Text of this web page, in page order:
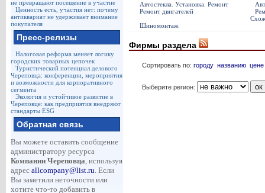
не превращают посещение в участие
Ценность есть, участия нет: почему
антиквариат не удерживает внимание
покупателя
Пресс-релизы
Налоговая реформа меняет логику
городских товарных цепочек
Туристический потенциал делового
Череповца: конференции, мероприятия
и возможности для корпоративного
сегмента
Экология и устойчивое развитие в
Череповце: как предприятия внедряют
стандарты ESG
Обратная связь
Вы можете оставить сообщение
администратору ресурса
Компании Череповца, используя
адрес allcompany@list.ru. Если
Вы заметили неточности или
хотите что-то добавить в
Автостекла. Установка. Ремонт
Ремонт двигателей
Шиномонтаж
Фирмы раздела
Сортировать по: городу названию цене
Выберите регион: